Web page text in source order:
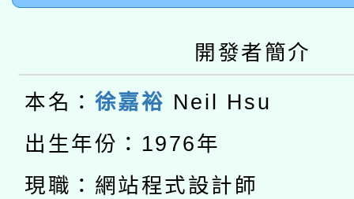
動」
開 智慧啟航」
本校115學年度第2次
招甄選結果公告(無人
招)
適應運動共學行動站研
本館辦理115年度閱讀
暨閱讀推動專業研習
科技賦能─人工智慧
開發者簡介
本名： 徐嘉裕 Neil Hsu
出生年份：1976年
現職：網站程式設計師